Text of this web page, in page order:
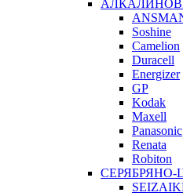
Soshine
Camelion
Duracell
Energizer
GP
Kodak
Maxell
Panasonic
Renata
Robiton